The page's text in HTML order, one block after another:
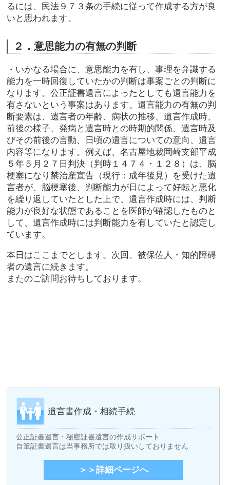
るには、民法９７３条の手続に従って作成する方が良
いと思われます。
２．意思能力の有無の判断
・いかなる場合に、意思能力を有し、事理を弁識する
能力を一時回復していたかの判断は事案ごとの判断に
なります。公正証書遺言によったとしても遺言能力を
有さないという事案はあります。遺言能力の有無の判
断要素は、遺言者の年齢、病状の推移、遺言作成時、
前後の様子、発病と遺言時との時期的関係、遺言時及
びその前後の言動、日頃の遺言についての意向、遺言
内容等になります。例えば、名古屋地裁岡崎支部平成
５年５月２７日判決（判時１４７４・１２８）は、脳
梗塞になり禁治産宣告（現行：成年後見）を受けた遺
言者が、脳梗塞後、判断能力が日によって好転と悪化
を繰り返していたとした上で、遺言作成時には、判断
能力が良好な状態であることを医師が確認したものと
して、遺言作成時には判断能力を有していたと認定し
ています。
本日はここまでとします。次回、被保佐人・知的障碍
者の遺言に続きます。
またのご訪問お待ちしております。
遺言書作成・相続手続
公正証書遺言・秘密証書遺言の作成サポート
自筆証書遺言は当事務所では取り扱いしておりません
＞＞詳細ページへ